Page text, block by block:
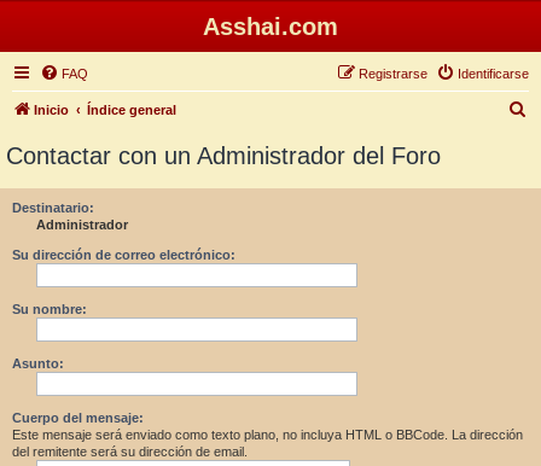
Asshai.com
FAQ Identificarse
Registrarse
Inicio Índice general
Contactar con un Administrador del Foro
Destinatario:
Administrador
Su dirección de correo electrónico:
Su nombre:
Asunto:
Cuerpo del mensaje:
Este mensaje será enviado como texto plano, no incluya HTML o BBCode. La dirección
del remitente será su dirección de email.